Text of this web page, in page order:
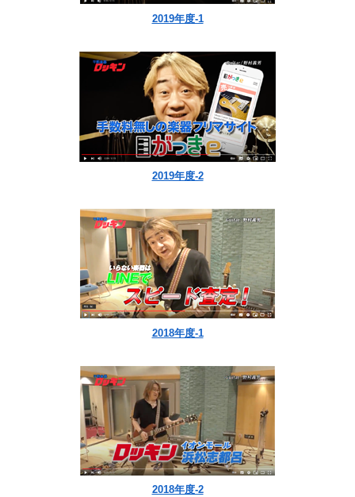
2019年度-1
2019年度-2
2018年度-1
2018年度-2